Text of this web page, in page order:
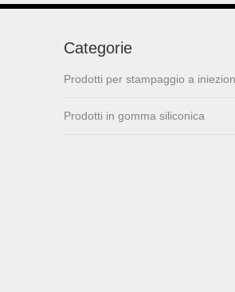
keypad
Categorie
Prodotti per stampaggio a
Prodotti in gomma siliconica